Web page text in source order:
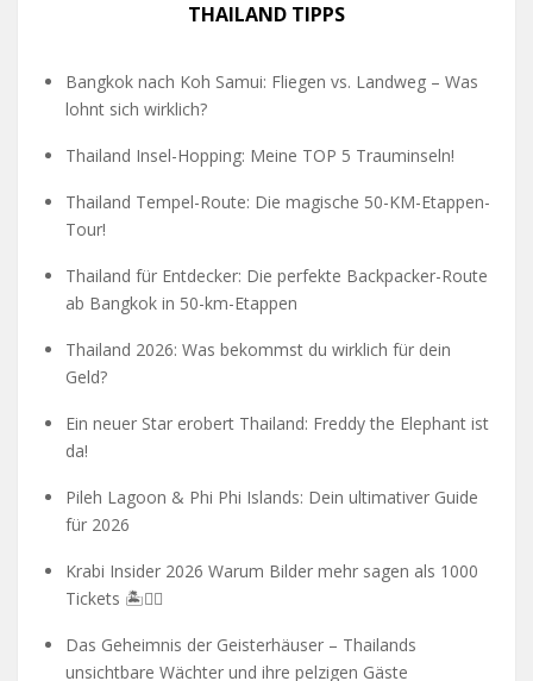
THAILAND TIPPS
Bangkok nach Koh Samui: Fliegen vs. Landweg – Was
lohnt sich wirklich?
Thailand Insel-Hopping: Meine TOP 5 Trauminseln!
Thailand Tempel-Route: Die magische 50-KM-Etappen-
Tour!
Thailand für Entdecker: Die perfekte Backpacker-Route
ab Bangkok in 50-km-Etappen
Thailand 2026: Was bekommst du wirklich für dein
Geld?
Ein neuer Star erobert Thailand: Freddy the Elephant ist
da!
Pileh Lagoon & Phi Phi Islands: Dein ultimativer Guide
für 2026
Krabi Insider 2026 Warum Bilder mehr sagen als 1000
Tickets 🏝️🧗‍♂️
Das Geheimnis der Geisterhäuser – Thailands
unsichtbare Wächter und ihre pelzigen Gäste